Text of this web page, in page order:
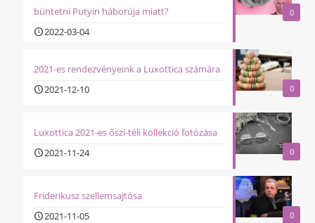
0
büntetni Putyin háborúja miatt?
2022-03-04
0
2021-es rendezvényeink a Luxottica számára
2021-12-10
0
Luxottica 2021-es őszi-téli kollekció fotózása
2021-11-24
0
Friderikusz szellemsajtósa
2021-11-05